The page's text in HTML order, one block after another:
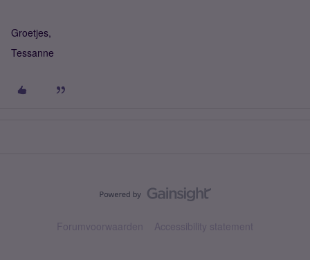
Groetjes,
Tessanne
Forumvoorwaarden Accessibility statement